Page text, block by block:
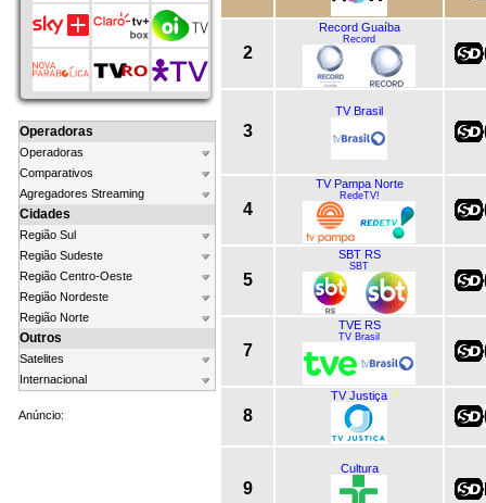
Operadoras
Operadoras
Comparativos
Agregadores Streaming
Cidades
Região Sul
Região Sudeste
Região Centro-Oeste
Região Nordeste
Região Norte
Outros
Satelites
Internacional
Anúncio:
2
Record Guaíba
Record
3
TV Brasil
4
TV Pampa Norte
RedeTV!
5
SBT RS
SBT
7
TVE RS
TV Brasil
8
TV Justiça
9
Cultura